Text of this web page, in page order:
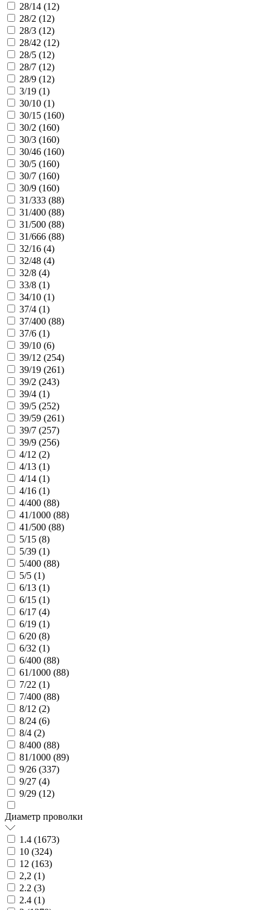
28/14 (12)
28/2 (12)
28/3 (12)
28/42 (12)
28/5 (12)
28/7 (12)
28/9 (12)
3/19 (1)
30/10 (1)
30/15 (160)
30/2 (160)
30/3 (160)
30/46 (160)
30/5 (160)
30/7 (160)
30/9 (160)
31/333 (88)
31/400 (88)
31/500 (88)
31/666 (88)
32/16 (4)
32/48 (4)
32/8 (4)
33/8 (1)
34/10 (1)
37/4 (1)
37/400 (88)
37/6 (1)
39/10 (6)
39/12 (254)
39/19 (261)
39/2 (243)
39/4 (1)
39/5 (252)
39/59 (261)
39/7 (257)
39/9 (256)
4/12 (2)
4/13 (1)
4/14 (1)
4/16 (1)
4/400 (88)
41/1000 (88)
41/500 (88)
5/15 (8)
5/39 (1)
5/400 (88)
5/5 (1)
6/13 (1)
6/15 (1)
6/17 (4)
6/19 (1)
6/20 (8)
6/32 (1)
6/400 (88)
61/1000 (88)
7/22 (1)
7/400 (88)
8/12 (2)
8/24 (6)
8/4 (2)
8/400 (88)
81/1000 (89)
9/26 (337)
9/27 (4)
9/29 (12)
Диаметр проволки
1.4 (1673)
10 (324)
12 (163)
2,2 (1)
2.2 (3)
2.4 (1)